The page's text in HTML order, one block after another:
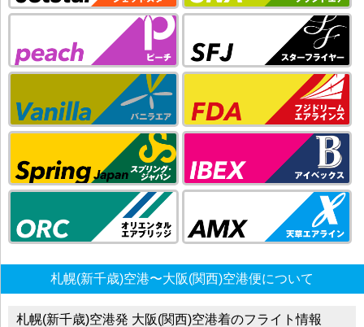
札幌(新千歳)空港〜大阪(関西)空港便について
札幌(新千歳)空港発 大阪(関西)空港着のフライト情報